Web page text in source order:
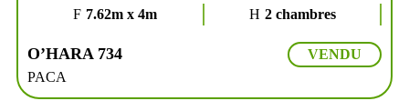
7.62m x 4m 2 chambres
O’HARA 734
PACA
VENDU